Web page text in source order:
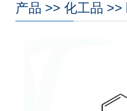
产品 >>化工品 >>